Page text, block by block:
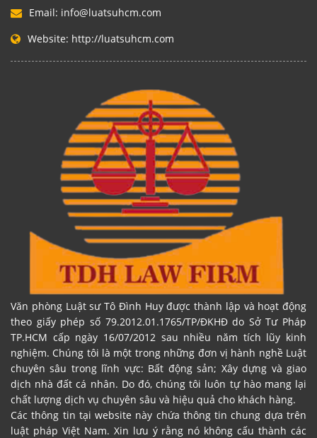
Email: info@luatsuhcm.com
Website: http://luatsuhcm.com
Văn phòng Luật sư Tô Đình Huy được thành lập và hoạt động
theo giấy phép số 79.2012.01.1765/TP/ĐKHĐ do Sở Tư Pháp
TP.HCM cấp ngày 16/07/2012 sau nhiều năm tích lũy kinh
nghiệm. Chúng tôi là một trong những đơn vị hành nghề Luật
chuyên sâu trong lĩnh vực: Bất động sản; Xây dựng và giao
dịch nhà đất cá nhân. Do đó, chúng tôi luôn tự hào mang lại
chất lượng dịch vụ chuyên sâu và hiệu quả cho khách hàng.
Các thông tin tại website này chứa thông tin chung dựa trên
luật pháp Việt Nam. Xin lưu ý rằng nó không cấu thành các